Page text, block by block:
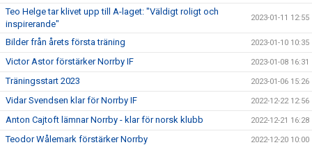
Teo Helge tar klivet upp till A-laget: "Väldigt roligt och
inspirerande"
2023-01-11 12:55
Bilder från årets första träning 2023-01-10 10:35
Victor Astor förstärker Norrby IF 2023-01-08 16:31
Träningsstart 2023 2023-01-06 15:26
Vidar Svendsen klar för Norrby IF 2022-12-22 12:56
Anton Cajtoft lämnar Norrby - klar för norsk klubb 2022-12-21 16:28
Teodor Wålemark förstärker Norrby 2022-12-20 10:00